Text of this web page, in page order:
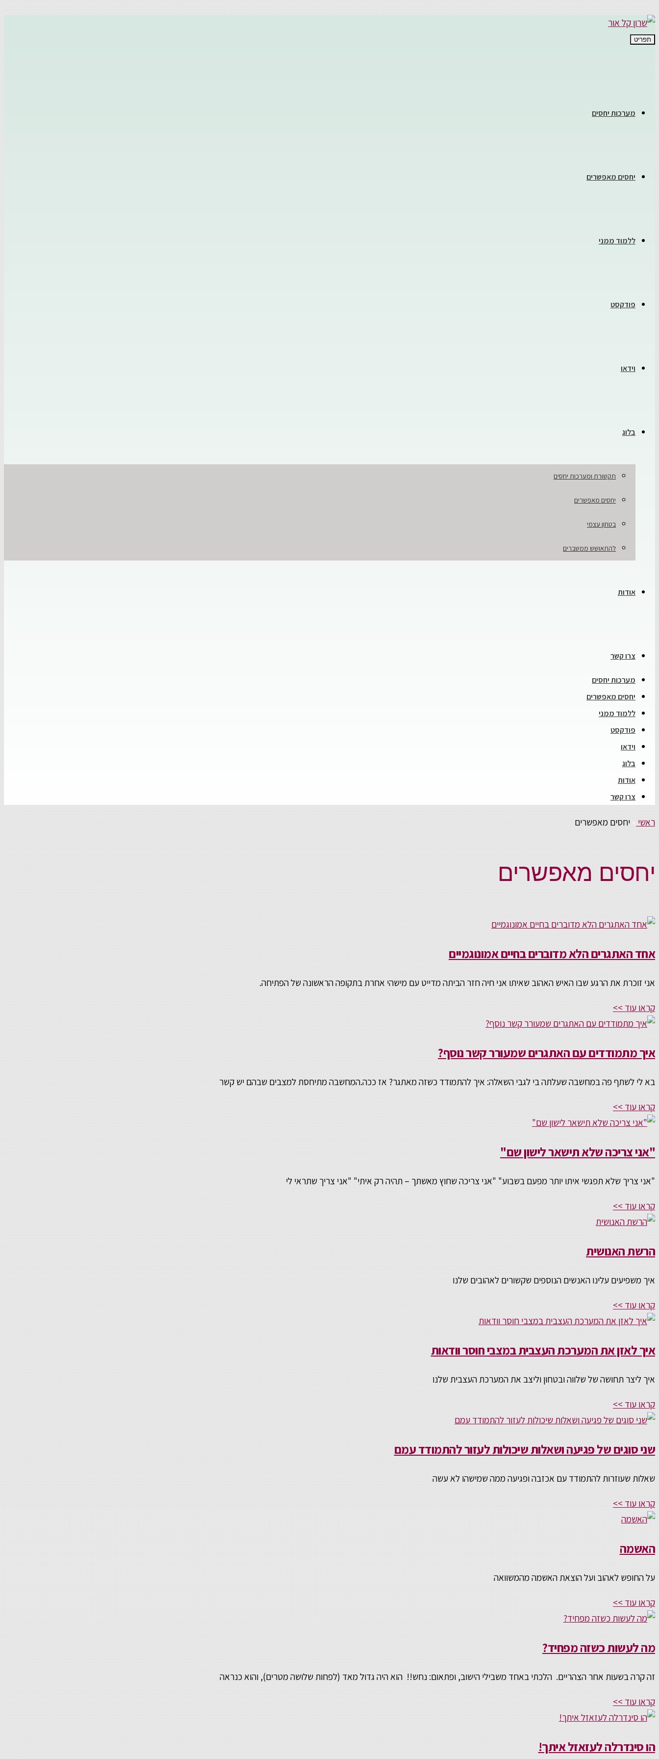
תפריט
מערכות יחסים
יחסים מאפשרים
ללמוד ממני
פודקסט
וידאו
בלוג
תקשורת ומערכות יחסים
יחסים מאפשרים
בטחון עצמי
להתאושש ממשברים
אודות
צרו קשר
מערכות יחסים
יחסים מאפשרים
ללמוד ממני
פודקסט
וידאו
בלוג
אודות
צרו קשר
ראשי » יחסים מאפשרים
יחסים מאפשרים
אחד האתגרים הלא מדוברים בחיים אמונוגמיים
אני זוכרת את הרגע שבו האיש האהוב שאיתו אני חיה חזר הביתה מדייט עם מישהי אחרת בתקופה הראשונה של הפתיחה.
קראו עוד >>
איך מתמודדים עם האתגרים שמעורר קשר נוסף?
בא לי לשתף פה במחשבה שעלתה בי לגבי השאלה: איך להתמודד כשזה מאתגר? אז ככה.המחשבה מתיחסת למצבים שבהם יש קשר
קראו עוד >>
"אני צריכה שלא תישאר לישון שם"
"אני צריך שלא תפגשי איתו יותר מפעם בשבוע" "אני צריכה שחוץ מאשתך – תהיה רק איתי" "אני צריך שתראי לי
קראו עוד >>
הרשת האנושית
איך משפיעים עלינו האנשים הנוספים שקשורים לאהובים שלנו
קראו עוד >>
איך לאזן את המערכת העצבית במצבי חוסר וודאות
איך ליצר תחושה של שלווה ובטחון וליצב את המערכת העצבית שלנו
קראו עוד >>
שני סוגים של פגיעה ושאלות שיכולות לעזור להתמודד עמם
שאלות שעוזרות להתמודד עם אכזבה ופגיעה ממה שמישהו לא עשה
קראו עוד >>
האשמה
על החופש לאהוב ועל הוצאת האשמה מהמשוואה
קראו עוד >>
מה לעשות כשזה מפחיד?
זה קרה בשעות אחר הצהריים. הלכתי באחד משבילי הישוב, ופתאום: נחש!! הוא היה גדול מאד (לפחות שלושה מטרים), והוא כנראה
קראו עוד >>
הו סינדרלה לעזאזל איתך!